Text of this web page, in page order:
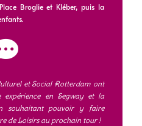
Broglie et Kléber, puis la
et Social Rotterdam ont
expérience en Segway et la
souhaitant pouvoir y faire
de Loisirs au prochain tour !